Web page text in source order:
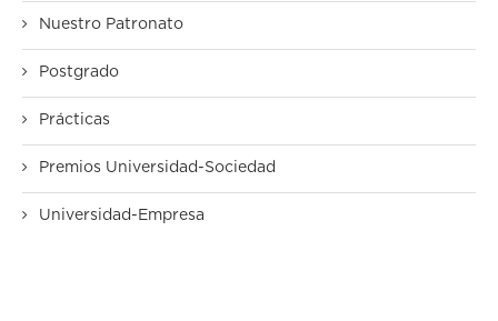
Nuestro Patronato
Postgrado
Prácticas
Premios Universidad-Sociedad
Universidad-Empresa